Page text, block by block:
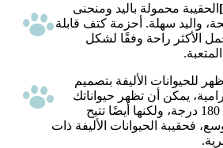
الحقيبة محمولة باليد ومنحنى
واليد سهلة. أحزمة كتف قابلة
الأكثر راحة وفقًا لشكل
للحيوانات الأليفة بتصميم
يمكن أن تظهر حيواناتك
الأليفة التي تحبها بزاوية 180 درجة، ولكنها أيضًا تتيح
فحقيبة الحيوانات الأليفة ذات